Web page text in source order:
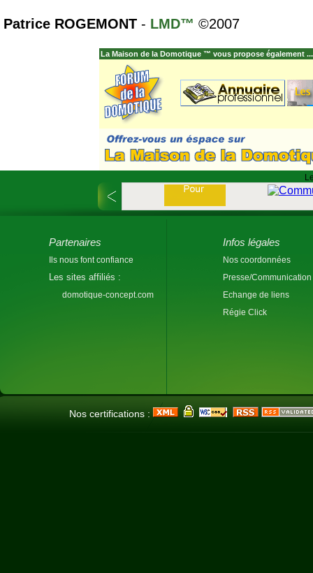
Patrice ROGEMONT - LMD™ ©2007
La Maison de la Domotique ™ vous propose également ...
Partenaires
Ils nous font confiance
Les sites affiliés :
domotique-concept.com
Infos légales
Nos coordonnées
Presse/Communication
Echange de liens
Régie Click
Nos certifications :